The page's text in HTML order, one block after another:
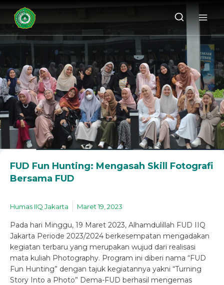
FUD Fun Hunting: Mengasah Skill Fotografi
Bersama FUD
Humas IIQ Jakarta Maret 19, 2023
Pada hari Minggu, 19 Maret 2023, Alhamdulillah FUD IIQ
Jakarta Periode 2023/2024 berkesempatan mengadakan
kegiatan terbaru yang merupakan wujud dari realisasi
mata kuliah Photography. Program ini diberi nama “FUD
Fun Hunting” dengan tajuk kegiatannya yakni “Turning
Story Into a Photo” Dema-FUD berhasil mengemas